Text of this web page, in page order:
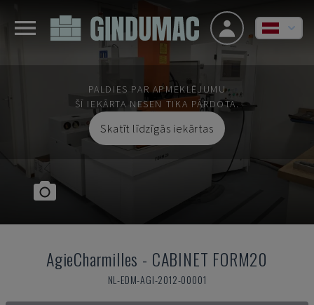
PALDIES PAR APMEKLĒJUMU
ŠĪ IEKĀRTA NESEN TIKA PĀRDOTA.
Skatīt līdzīgās iekārtas
AgieCharmilles - CABINET FORM20
NL-EDM-AGI-2012-00001